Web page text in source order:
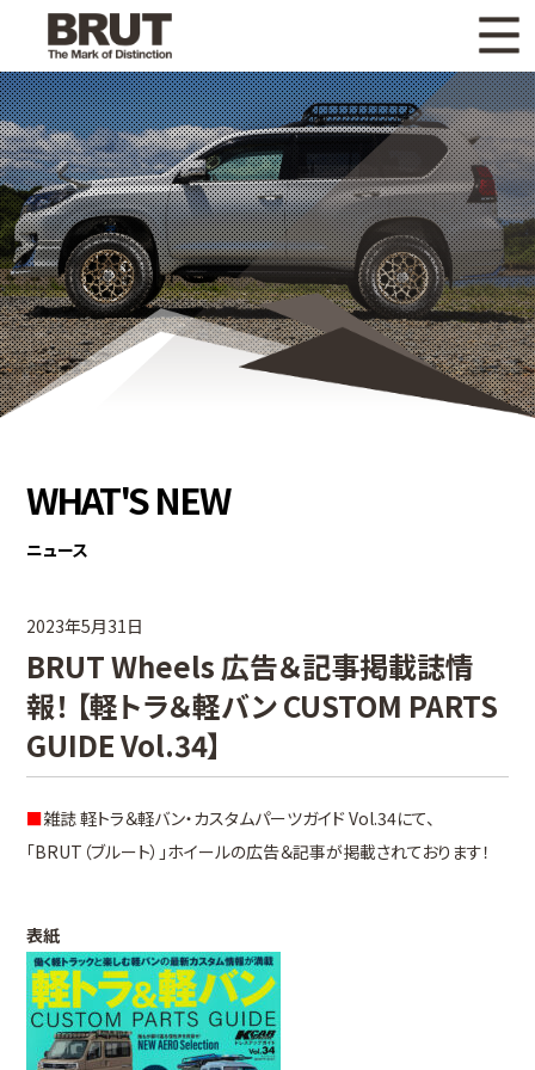
WHAT'S NEW ニュース
WHEEL LINEUP ホイールラインナップ
OTHER PRODUCT 関連製品
GALLERY ギャラリー
CATALOG カタログ請求
PRIVACY POLICY 個人情報保護方針
WHAT'S NEW
ニュース
2023年5月31日
BRUT Wheels 広告＆記事掲載誌情
報！ 【軽トラ＆軽バン CUSTOM PARTS
GUIDE Vol.34】
■雑誌 軽トラ＆軽バン・カスタムパーツガイド Vol.34にて、
「BRUT（ブルート）」ホイールの広告＆記事が掲載されております！
表紙